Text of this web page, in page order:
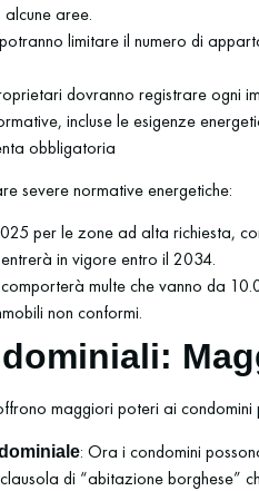
aree.
limitare il numero di
dovranno registrare ogni
incluse le esigenze
obbligatoria
severe normative energetiche:
per le zone ad alta richiesta,
in vigore entro il 2034.
multe che vanno da
non conformi.
maggiori poteri ai
: Ora i condomini
di “abitazione borghese”